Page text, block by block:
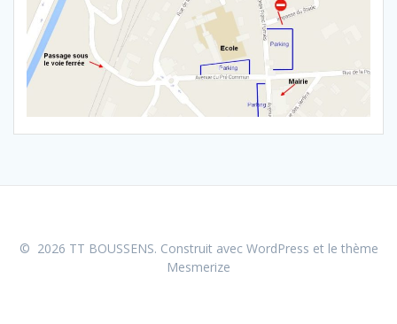
© 2026 TT BOUSSENS. Construit avec WordPress et le thème
Mesmerize